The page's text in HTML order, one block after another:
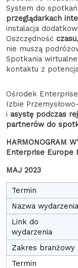
System do spotkań
przeglądarkach
instalacja
Oszczędność czasu
nie muszą
Spotkania
kontaktu z
Ośrodek
Izbie
i asystę podczas
partnerów do
HARMONOGRAM
Enterprise Europe
MAJ 2023